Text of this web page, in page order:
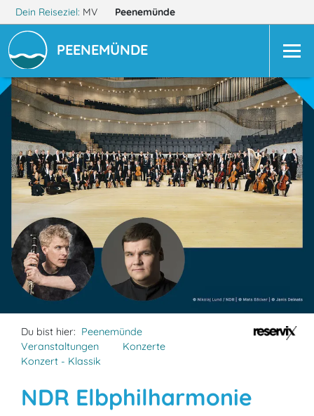
Dein Reiseziel: MV Peenemünde
PEENEMÜNDE
Du bist hier: Peenemünde
Veranstaltungen
Konzerte
Konzert - Klassik
NDR Elbphilharmonie